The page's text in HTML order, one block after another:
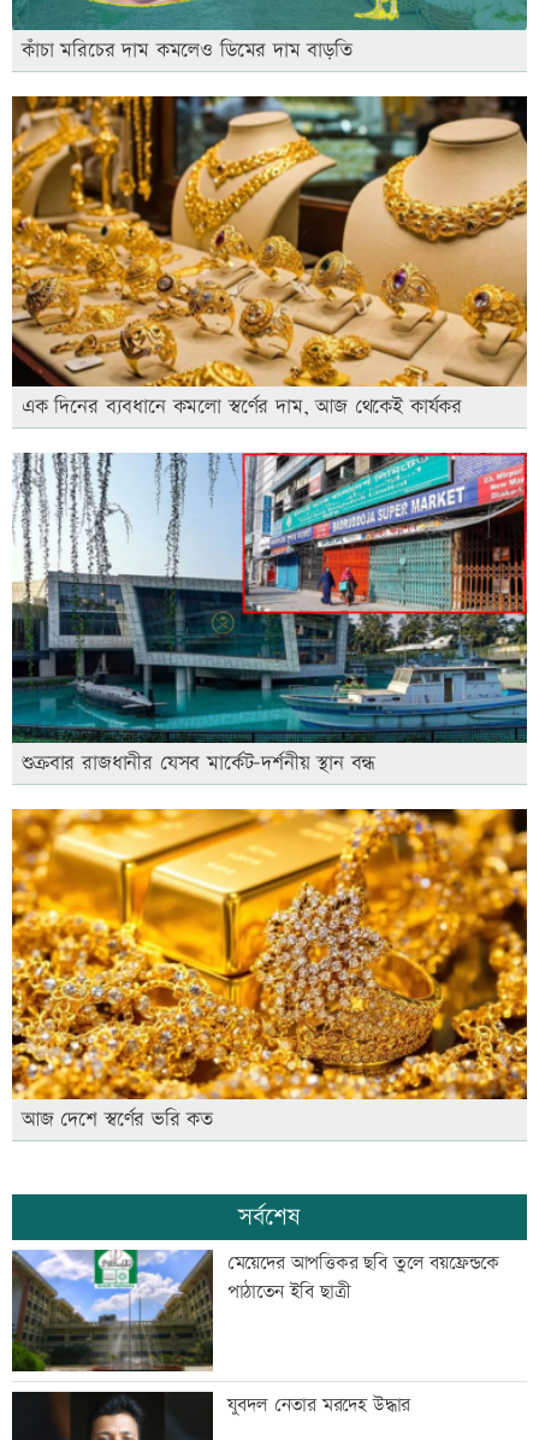
কাঁচা মরিচের দাম কমলেও ডিমের দাম বাড়তি
এক দিনের ব্যবধানে কমলো স্বর্ণের দাম, আজ থেকেই কার্যকর
শুক্রবার রাজধানীর যেসব মার্কেট-দর্শনীয় স্থান বন্ধ
আজ দেশে স্বর্ণের ভরি কত
সর্বশেষ
মেয়েদের আপত্তিকর ছবি তুলে বয়ফ্রেন্ডকে
পাঠাতেন ইবি ছাত্রী
যুবদল নেতার মরদেহ উদ্ধার